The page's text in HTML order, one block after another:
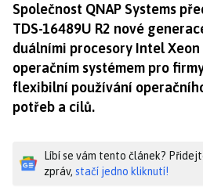
Společnost QNAP Systems
TDS-16489U R2 nové
duálními procesory Intel Xeon
operačním systémem pro
flexibilní používání
potřeb a cílů.
Líbí se vám tento článek?
zpráv, stačí jedno kliknutí!